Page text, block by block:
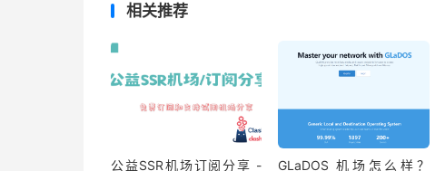
相关推荐
公益SSR机场订阅分享 -
GLaDOS 机场怎么样？